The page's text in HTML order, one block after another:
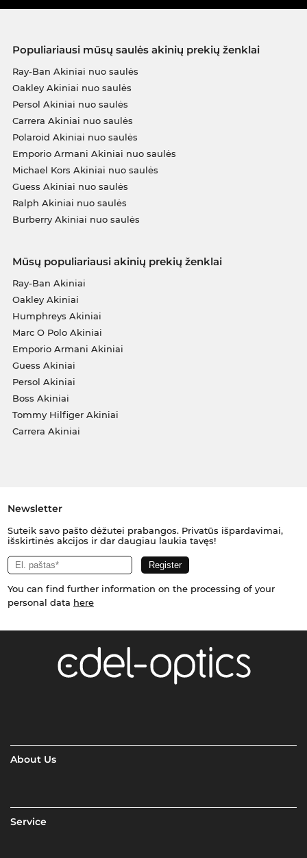
Populiariausi mūsų saulės akinių prekių ženklai
Ray-Ban Akiniai nuo saulės
Oakley Akiniai nuo saulės
Persol Akiniai nuo saulės
Carrera Akiniai nuo saulės
Polaroid Akiniai nuo saulės
Emporio Armani Akiniai nuo saulės
Michael Kors Akiniai nuo saulės
Guess Akiniai nuo saulės
Ralph Akiniai nuo saulės
Burberry Akiniai nuo saulės
Mūsų populiariausi akinių prekių ženklai
Ray-Ban Akiniai
Oakley Akiniai
Humphreys Akiniai
Marc O Polo Akiniai
Emporio Armani Akiniai
Guess Akiniai
Persol Akiniai
Boss Akiniai
Tommy Hilfiger Akiniai
Carrera Akiniai
Newsletter
Suteik savo pašto dėžutei prabangos. Privatūs išpardavimai,
išskirtinės akcijos ir dar daugiau laukia tavęs!
You can find further information on the processing of your
personal data here
About Us
Service